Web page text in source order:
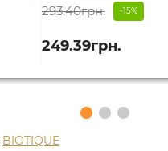
293.40грн.
-15%
249.39грн.
BIOTIQUE